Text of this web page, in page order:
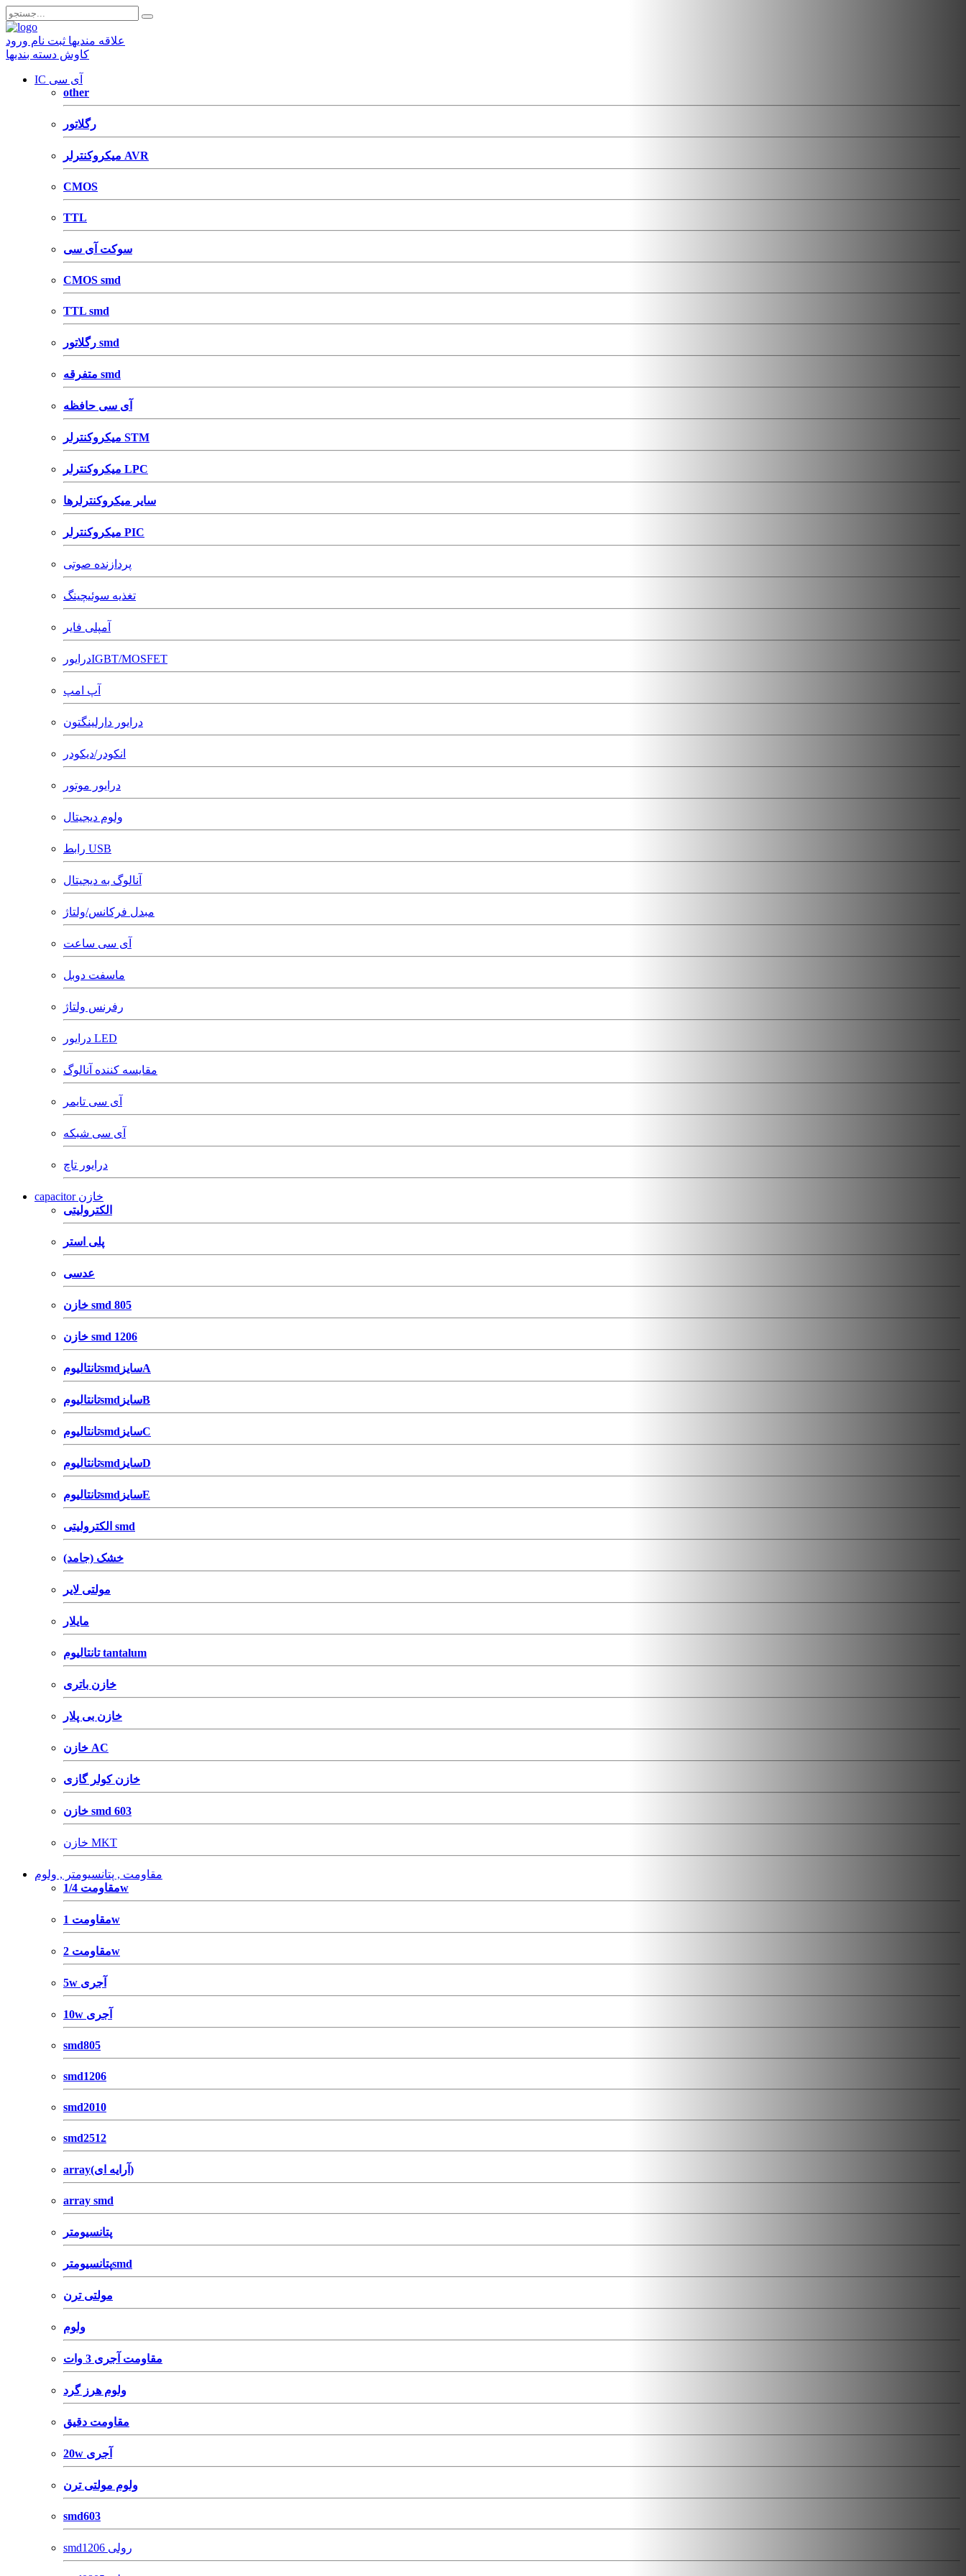
علاقه مندیها ثبت نام ورود
کاوش دسته بندیها
IC آی سی
other
رگلاتور
میکروکنترلر AVR
CMOS
TTL
سوکت آی سی
CMOS smd
TTL smd
رگلاتور smd
متفرقه smd
آی سی حافظه
میکروکنترلر STM
میکروکنترلر LPC
سایر میکروکنترلرها
میکروکنترلر PIC
پردازنده صوتی
تغذیه سوئیچینگ
آمپلی فایر
درایورIGBT/MOSFET
آپ امپ
درایور دارلینگتون
انکودر/دیکودر
درایور موتور
ولوم دیجیتال
رابط USB
آنالوگ به دیجیتال
مبدل فرکانس/ولتاژ
آی سی ساعت
ماسفت دوبل
رفرنس ولتاژ
درایور LED
مقایسه کننده آنالوگ
آی سی تایمر
آی سی شبکه
درایور تاچ
capacitor خازن
الکترولیتی
پلی استر
عدسی
خازن smd 805
خازن smd 1206
تانتالیومsmdسایزA
تانتالیومsmdسایزB
تانتالیومsmdسایزC
تانتالیومsmdسایزD
تانتالیومsmdسایزE
الکترولیتی smd
خشک (جامد)
مولتی لایر
مایلار
تانتالیوم tantalum
خازن باتری
خازن بی پلار
خازن AC
خازن کولر گازی
خازن smd 603
خازن MKT
مقاومت , پتانسیومتر , ولوم
مقاومت 1/4w
مقاومت 1w
مقاومت 2w
5w آجری
10w آجری
smd805
smd1206
smd2010
smd2512
array(آرایه ای)
array smd
پتانسیومتر
پتانسیومترsmd
مولتی ترن
ولوم
مقاومت آجری 3 وات
ولوم هرز گرد
مقاومت دقیق
20w آجری
ولوم مولتی ترن
smd603
smd1206 رولی